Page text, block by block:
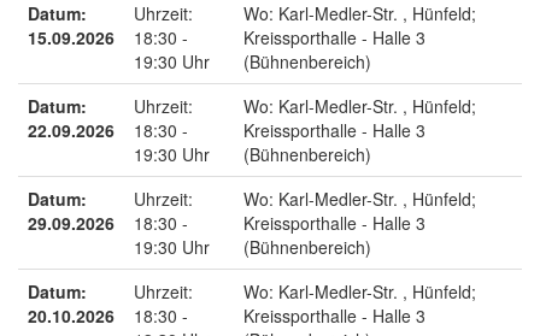
Datum:
15.09.2026
Uhrzeit:
18:30 -
19:30 Uhr
Wo: Karl-Medler-Str. , Hünfeld;
Kreissporthalle - Halle 3
(Bühnenbereich)
Datum:
22.09.2026
Uhrzeit:
18:30 -
19:30 Uhr
Wo: Karl-Medler-Str. , Hünfeld;
Kreissporthalle - Halle 3
(Bühnenbereich)
Datum:
29.09.2026
Uhrzeit:
18:30 -
19:30 Uhr
Wo: Karl-Medler-Str. , Hünfeld;
Kreissporthalle - Halle 3
(Bühnenbereich)
Datum:
20.10.2026
Uhrzeit:
18:30 -
Wo: Karl-Medler-Str. , Hünfeld;
Kreissporthalle - Halle 3